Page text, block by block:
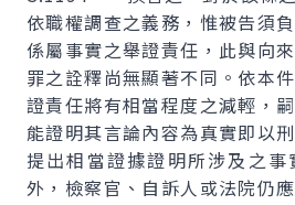
依職權調查之義務，惟被告須
係屬事實之舉證責任，此與向
罪之詮釋尚無顯著不同。依本
證責任將有相當程度之減輕，
能證明其言論內容為真實即以
提出相當證據證明所涉及之
外，檢察官、自訴人或法院仍